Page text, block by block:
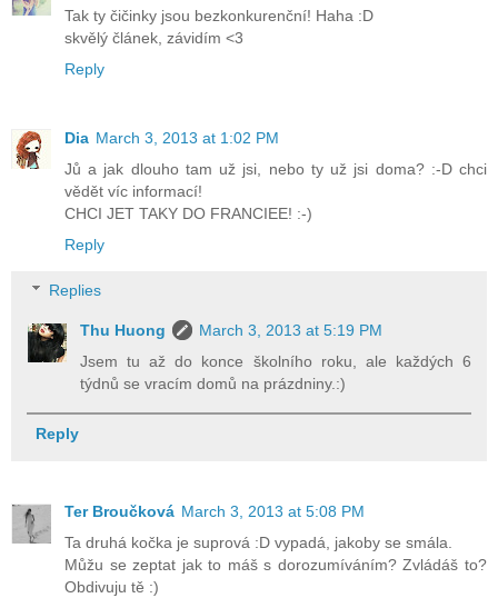
Tak ty čičinky jsou bezkonkurenční! Haha :D
skvělý článek, závidím <3
Reply
Dia March 3, 2013 at 1:02 PM
Jů a jak dlouho tam už jsi, nebo ty už jsi doma? :-D chci
vědět víc informací!
CHCI JET TAKY DO FRANCIEE! :-)
Reply
Replies
Thu Huong
March 3, 2013 at 5:19 PM
Jsem tu až do konce školního roku, ale každých 6
týdnů se vracím domů na prázdniny.:)
Reply
Ter Broučková March 3, 2013 at 5:08 PM
Ta druhá kočka je suprová :D vypadá, jakoby se smála.
Můžu se zeptat jak to máš s dorozumíváním? Zvládáš to?
Obdivuju tě :)